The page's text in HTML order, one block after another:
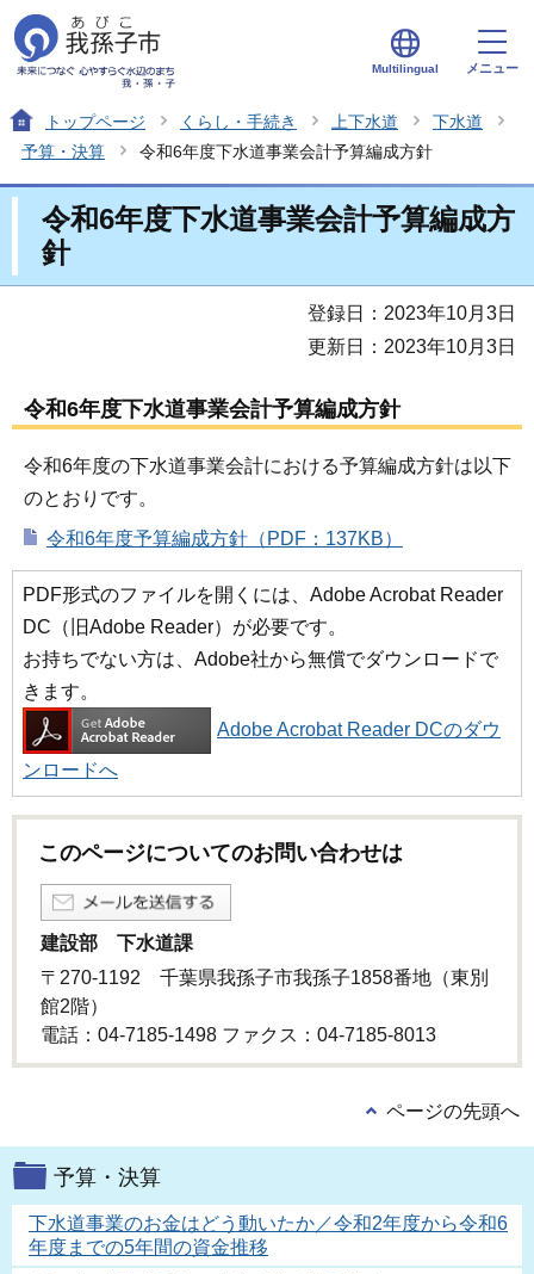
Multilingual メニュー
トップページ くらし・手続き 上下水道
下水道
予算・決算
令和6年度下水道事業会計予算編成方針
令和6年度下水道事業会計予算編成方
針
登録日：2023年10月3日
更新日：2023年10月3日
令和6年度下水道事業会計予算編成方針
令和6年度の下水道事業会計における予算編成方針は以下
のとおりです。
令和6年度予算編成方針（PDF：137KB）
PDF形式のファイルを開くには、Adobe Acrobat Reader
DC（旧Adobe Reader）が必要です。
お持ちでない方は、Adobe社から無償でダウンロードで
きます。
Adobe Acrobat Reader DCのダウ
ンロードへ
このページについてのお問い合わせは
建設部 下水道課
〒270-1192 千葉県我孫子市我孫子1858番地（東別
館2階）
電話：04-7185-1498 ファクス：04-7185-8013
ページの先頭へ
予算・決算
下水道事業のお金はどう動いたか／令和2年度から令和6
年度までの5年間の資金推移